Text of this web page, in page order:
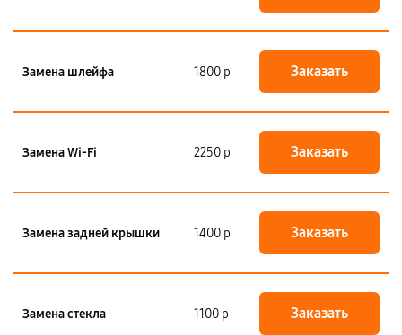
Замена шлейфа 1800 р Заказать
Замена Wi-Fi 2250 р Заказать
Замена задней крышки 1400 р Заказать
Замена стекла 1100 р Заказать